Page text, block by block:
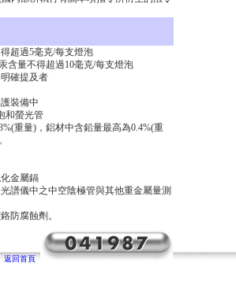
超過5毫克/每支燈泡
含量不得超過10毫克/每支燈泡
確提及者
裝備中
和螢光管
重量)，鋁材中含鉛量最高為0.4%(重
金屬鎘
譜儀中之中空陰極管與其他重金屬量測
防腐蝕劑。
返回首頁